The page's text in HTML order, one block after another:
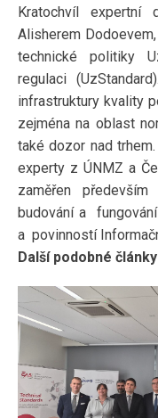
Kratochvíl expertní
Alisherem
technické politiky
regulaci
infrastruktury kvality
zejména na oblast
také dozor nad
experty z ÚNMZ a
zaměřen
budování a
a povinností
Další podobné články